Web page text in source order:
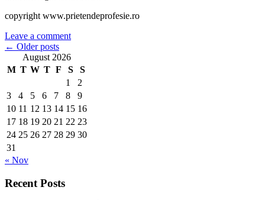
copyright www.prietendeprofesie.ro
Leave a comment
Posts
navigation
← Older posts
August 2026
M T W T F S
S
1
2
3
4 5 6 7 8
9
10 11 12 13 14 15 16
17 18 19 20 21 22 23
24 25 26 27 28 29 30
31
« Nov
Recent Posts